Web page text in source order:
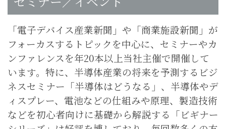
「電子デバイス産業新聞」や「商業施設新聞」が
フォーカスするトピックを中心に、セミナーやカ
ンファレンスを年20本以上当社主催で開催して
います。特に、半導体産業の将来を予測するビジ
ネスセミナー「半導体はどうなる」、半導体やデ
ィスプレー、電池などの仕組みや原理、製造技術
などを初心者向けに基礎から解説する「ビギナー